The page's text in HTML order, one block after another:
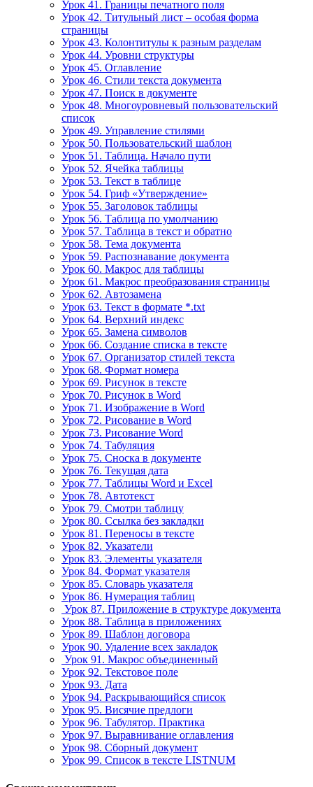
Урок 41. Границы печатного поля
Урок 42. Титульный лист – особая форма
страницы
Урок 43. Колонтитулы к разным разделам
Урок 44. Уровни структуры
Урок 45. Оглавление
Урок 46. Стили текста документа
Урок 47. Поиск в документе
Урок 48. Многоуровневый пользовательский
список
Урок 49. Управление стилями
Урок 50. Пользовательский шаблон
Урок 51. Таблица. Начало пути
Урок 52. Ячейка таблицы
Урок 53. Текст в таблице
Урок 54. Гриф «Утверждение»
Урок 55. Заголовок таблицы
Урок 56. Таблица по умолчанию
Урок 57. Таблица в текст и обратно
Урок 58. Тема документа
Урок 59. Распознавание документа
Урок 60. Макрос для таблицы
Урок 61. Макрос преобразования страницы
Урок 62. Автозамена
Урок 63. Текст в формате *.txt
Урок 64. Верхний индекс
Урок 65. Замена символов
Урок 66. Создание списка в тексте
Урок 67. Организатор стилей текста
Урок 68. Формат номера
Урок 69. Рисунок в тексте
Урок 70. Рисунок в Word
Урок 71. Изображение в Word
Урок 72. Рисование в Word
Урок 73. Рисование Word
Урок 74. Табуляция
Урок 75. Сноска в документе
Урок 76. Текущая дата
Урок 77. Таблицы Word и Excel
Урок 78. Автотекст
Урок 79. Смотри таблицу
Урок 80. Ссылка без закладки
Урок 81. Переносы в тексте
Урок 82. Указатели
Урок 83. Элементы указателя
Урок 84. Формат указателя
Урок 85. Словарь указателя
Урок 86. Нумерация таблиц
Урок 87. Приложение в структуре документа
Урок 88. Таблица в приложениях
Урок 89. Шаблон договора
Урок 90. Удаление всех закладок
Урок 91. Макрос объединенный
Урок 92. Текстовое поле
Урок 93. Дата
Урок 94. Раскрывающийся список
Урок 95. Висячие предлоги
Урок 96. Табулятор. Практика
Урок 97. Выравнивание оглавления
Урок 98. Сборный документ
Урок 99. Список в тексте LISTNUM